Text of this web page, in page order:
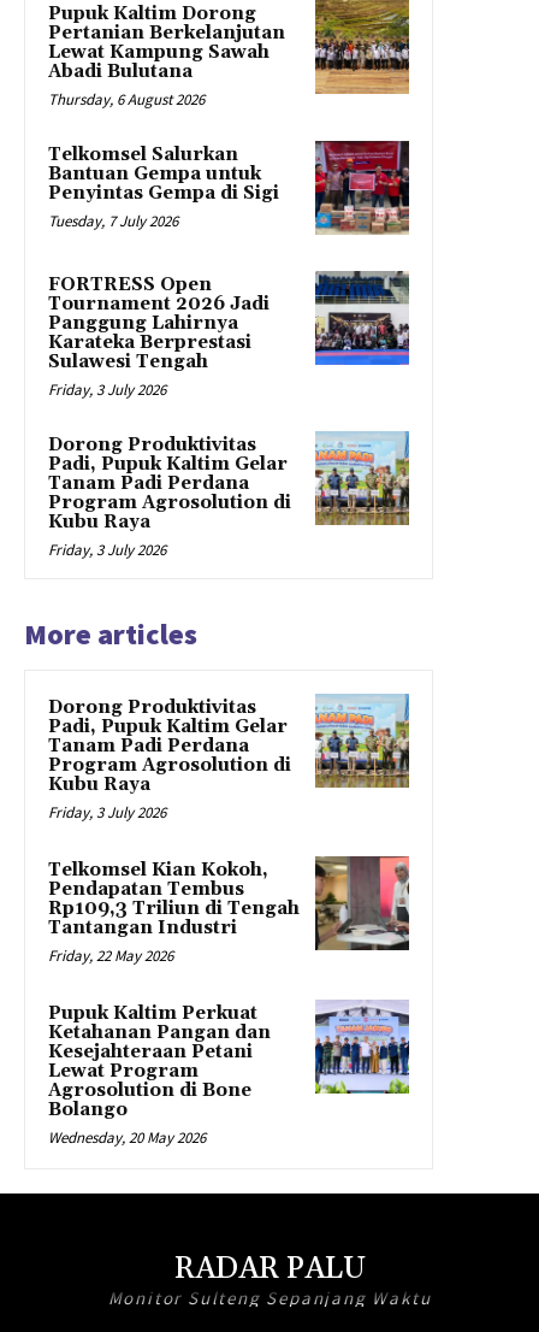
Pupuk Kaltim Dorong
Pertanian Berkelanjutan
Lewat Kampung Sawah
Abadi Bulutana
Thursday, 6 August 2026
Telkomsel Salurkan
Bantuan Gempa untuk
Penyintas Gempa di Sigi
Tuesday, 7 July 2026
FORTRESS Open
Tournament 2026 Jadi
Panggung Lahirnya
Karateka Berprestasi
Sulawesi Tengah
Friday, 3 July 2026
Dorong Produktivitas
Padi, Pupuk Kaltim Gelar
Tanam Padi Perdana
Program Agrosolution di
Kubu Raya
Friday, 3 July 2026
More articles
Dorong Produktivitas
Padi, Pupuk Kaltim Gelar
Tanam Padi Perdana
Program Agrosolution di
Kubu Raya
Friday, 3 July 2026
Telkomsel Kian Kokoh,
Pendapatan Tembus
Rp109,3 Triliun di Tengah
Tantangan Industri
Friday, 22 May 2026
Pupuk Kaltim Perkuat
Ketahanan Pangan dan
Kesejahteraan Petani
Lewat Program
Agrosolution di Bone
Bolango
Wednesday, 20 May 2026
RADAR PALU
Monitor Sulteng Sepanjang Waktu